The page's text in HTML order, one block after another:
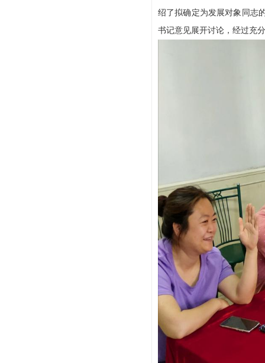
绍了拟确定为发展对象同志
书记意见展开讨论，经过充